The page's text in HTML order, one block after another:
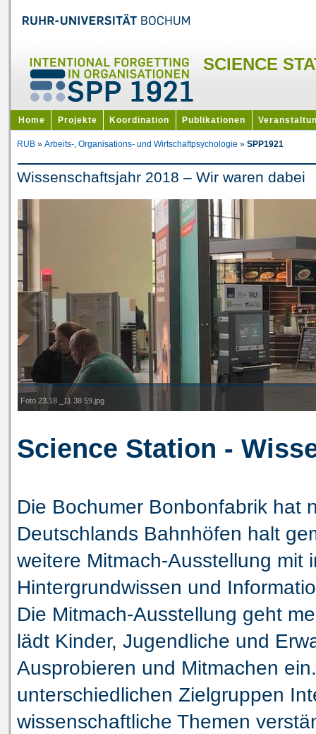
SCIENCE
Home Projekte Koordination Publikationen
RUB »Arbeits-, Organisations- und Wirtschaftpsychologie »SPP1921
Wissenschaftsjahr 2018 – Wir waren dabei
Foto 23.18 _11 38 59.jpg
Science Station -
Die Bochumer Bonbonfabrik hat
Deutschlands Bahnhöfen halt
weitere Mitmach-Ausstellung
Hintergrundwissen und
Die Mitmach-Ausstellung geht
lädt Kinder, Jugendliche und
Ausprobieren und Mitmachen
unterschiedlichen Zielgruppen
wissenschaftliche Themen